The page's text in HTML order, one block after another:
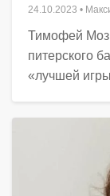
24.10.2023 •
Тимофей
питерского
«лучшей